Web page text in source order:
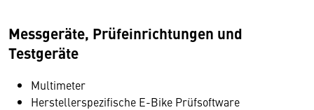
Messgeräte, Prüfeinrichtungen und
Testgeräte
Multimeter
Herstellerspezifische E-Bike Prüfsoftware